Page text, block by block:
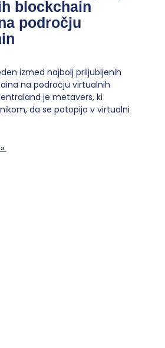
blockchain
področju
izmed najbolj priljubljenih
na področju virtualnih
je metavers, ki
da se potopijo v virtualni